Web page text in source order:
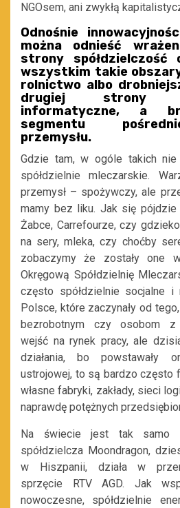
NGOsem, ani zwykłą
Odnośnie
można odnieść
strony spółdzielczość
wszystkim takie
rolnictwo albo
drugiej strony
informatyczne, a
segmentu
przemysłu.
Gdzie tam, w ogóle takich nie
spółdzielnie mleczarskie.
przemysł – spożywczy, ale
mamy bez liku. Jak się pójdzie
Żabce, Carrefourze, czy
na sery, mleka, czy choćby
zobaczymy że zostały one
Okręgową Spółdzielnię
często spółdzielnie socjalne
Polsce, które zaczynały od
bezrobotnym czy osobom z
wejść na rynek pracy, ale
działania, bo powstawały
ustrojowej, to są bardzo często
własne fabryki, zakłady, sieci
naprawdę potężnych
Na świecie jest tak samo
spółdzielcza Moondragon,
w Hiszpanii, działa w
sprzęcie RTV AGD. Jak
nowoczesne, spółdzielnie